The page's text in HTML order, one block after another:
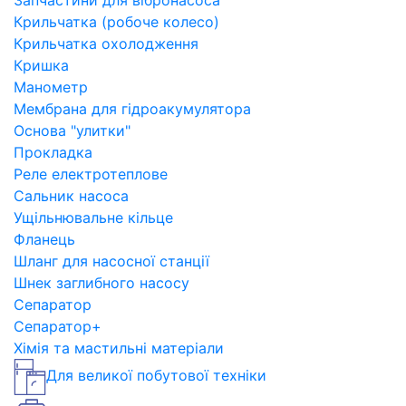
Крильчатка (робоче колесо)
Крильчатка охолодження
Кришка
Манометр
Мембрана для гідроакумулятора
Основа "улитки"
Прокладка
Реле електротеплове
Сальник насоса
Ущільнювальне кільце
Фланець
Шланг для насосної станції
Шнек заглибного насосу
Сепаратор
Сепаратор+
Хімія та мастильні матеріали
Для великої побутової техніки